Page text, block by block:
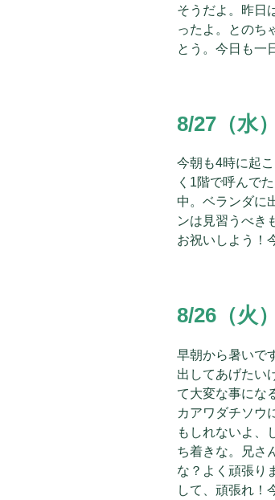
そうだよ。昨日
ったよ。とのち
とう。今日も一
8/27（水）
今朝も4時に起
く1階で呼んで
中。ベランダに
ンは見習うべき
お祝いしよう！
8/26（火）
早朝から暑いで
出してあげたい
て大変な事にな
カアワダチソウ
もしれないよ、
ち着きな。兄さ
な？よく頑張り
して、頑張れ！